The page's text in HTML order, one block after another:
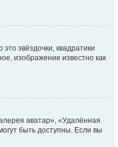
звёздочки, квадратики
изображение известно как
аватар», «Удалённая
быть доступны. Если вы